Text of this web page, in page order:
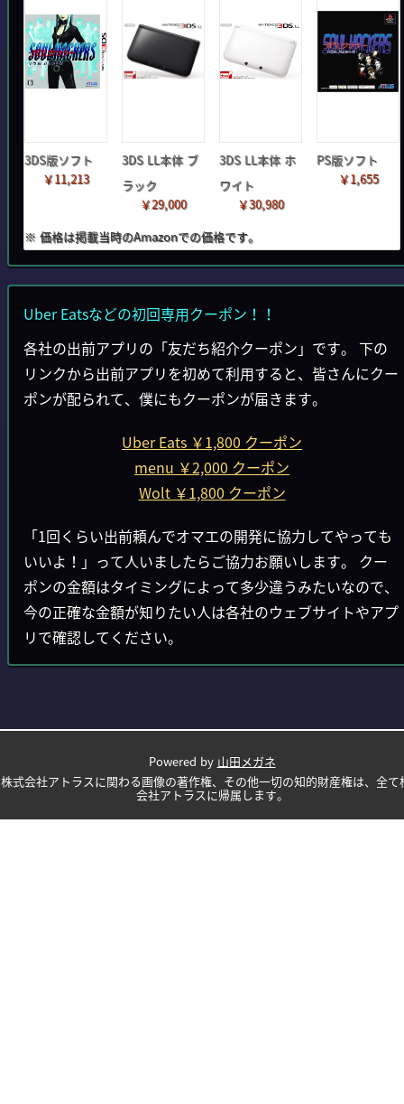
3DS版ソフト
￥11,213
3DS LL本体 ブ
ラック
￥29,000
3DS LL本体 ホ
ワイト
￥30,980
PS版ソフト
￥1,655
※ 価格は掲載当時のAmazonでの価格です。
Uber Eatsなどの初回専用クーポン！！
各社の出前アプリの「友だち紹介クーポン」です。 下の
リンクから出前アプリを初めて利用すると、皆さんにクー
ポンが配られて、僕にもクーポンが届きます。
Uber Eats ￥1,800 クーポン
menu ￥2,000 クーポン
Wolt ￥1,800 クーポン
「1回くらい出前頼んでオマエの開発に協力してやっても
いいよ！」って人いましたらご協力お願いします。 クー
ポンの金額はタイミングによって多少違うみたいなので、
今の正確な金額が知りたい人は各社のウェブサイトやアプ
リで確認してください。
Powered by 山田メガネ
株式会社アトラスに関わる画像の著作権、その他一切の知的財産権は、全て
会社アトラスに帰属します。